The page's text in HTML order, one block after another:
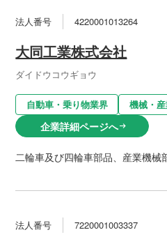
法人番号 4220001013264
大同工業株式会社
ダイドウコウギョウ
自動車・乗り物業界 機械・
企業詳細ページへarrow_right_alt
二輪車及び四輪車部品、産業機械
法人番号 7220001003337